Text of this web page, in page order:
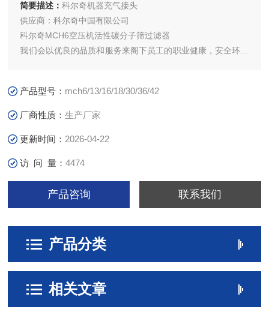
简要描述：科尔奇机器充气接头
供应商：科尔奇中国有限公司
科尔奇MCH6空压机活性碳分子筛过滤器
我们会以优良的品质和服务来阁下员工的职业健康，安全环境
健康！"是我们的目标！我们将给您的员工提供的安全保护 中
国。的呼吸器压缩机，济宁科尔奇机电
产品型号： mch6/13/16/18/30/36/42
厂商性质：生产厂家
更新时间： 2026-04-22
访 问 量：4474
产品咨询 联系我们
产品分类
相关文章